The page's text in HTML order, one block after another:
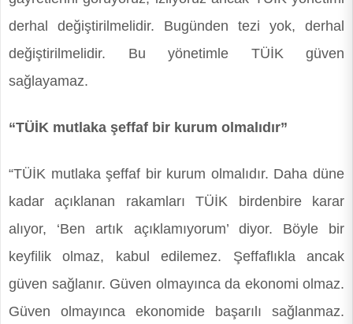
derhal değiştirilmelidir. Bugünden tezi yok, derhal
değiştirilmelidir. Bu yönetimle TÜİK güven
sağlayamaz.
“TÜİK mutlaka şeffaf bir kurum olmalıdır”
“TÜİK mutlaka şeffaf bir kurum olmalıdır. Daha düne
kadar açıklanan rakamları TÜİK birdenbire karar
alıyor, ‘Ben artık açıklamıyorum’ diyor. Böyle bir
keyfilik olmaz, kabul edilemez. Şeffaflıkla ancak
güven sağlanır. Güven olmayınca da ekonomi olmaz.
Güven olmayınca ekonomide başarılı sağlanmaz.